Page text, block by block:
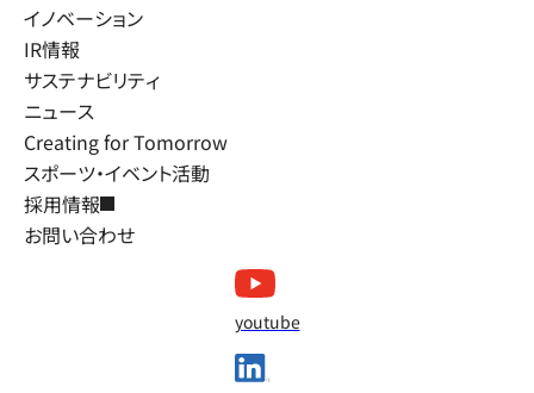
イノベーション
IR情報
サステナビリティ
ニュース
Creating for Tomorrow
スポーツ・イベント活動
採用情報
お問い合わせ
youtube